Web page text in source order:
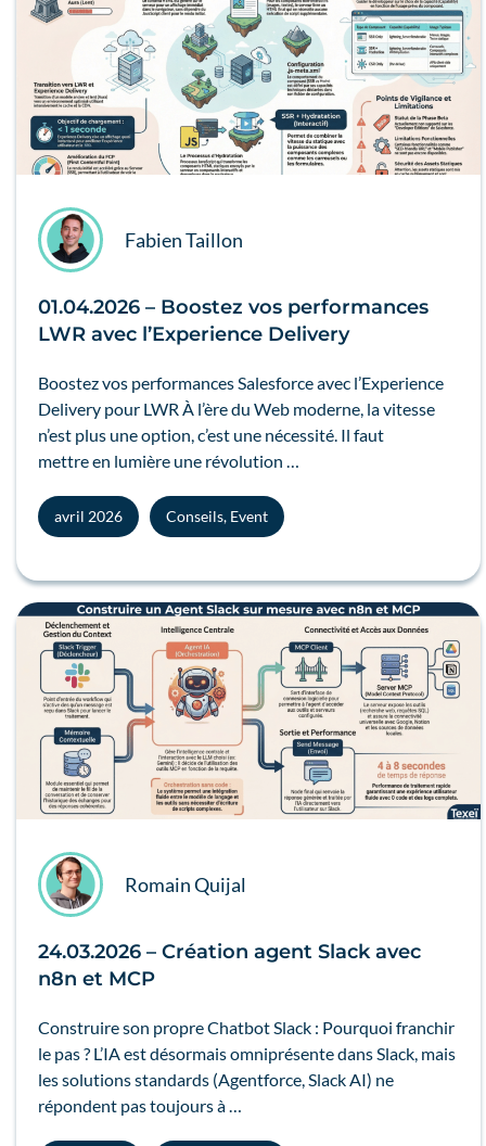
Fabien Taillon
01.04.2026 – Boostez vos performances
LWR avec l’Experience Delivery
Boostez vos performances Salesforce avec l’Experience
Delivery pour LWR À l’ère du Web moderne, la vitesse
n’est plus une option, c’est une nécessité. Il faut
mettre en lumière une révolution …
avril 2026 Conseils, Event
Romain Quijal
24.03.2026 – Création agent Slack avec
n8n et MCP
Construire son propre Chatbot Slack : Pourquoi franchir
le pas ? L’IA est désormais omniprésente dans Slack, mais
les solutions standards (Agentforce, Slack AI) ne
répondent pas toujours à …